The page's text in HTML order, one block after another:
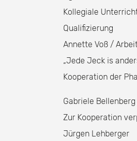
Kollegiale
Qualifizierung
Annette Voß /
„Jede Jeck is
Kooperation der
Gabriele
Zur Kooperation
Jürgen Lehberger